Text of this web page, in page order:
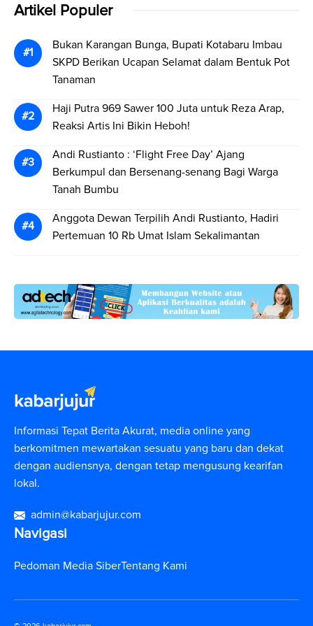
Artikel Populer
Bukan Karangan Bunga, Bupati Kotabaru Imbau
SKPD Berikan Ucapan Selamat dalam Bentuk Pot
Tanaman
Haji Putra 969 Sawer 100 Juta untuk Reza Arap,
Reaksi Artis Ini Bikin Heboh!
Andi Rustianto : ‘Flight Free Day’ Ajang
Berkumpul dan Bersenang-senang Bagi Warga
Tanah Bumbu
Anggota Dewan Terpilih Andi Rustianto, Hadiri
Pertemuan 10 Rb Umat Islam Sekalimantan
Informasi Tepat Berita Akurat, media online yang
berkomitmen mewartakan sesuatu yang baru dan dekat
dengan audiensnya, dengan tetap mengusung kearifan
lokal.
admin@kabarjujur.com
Navigasi
Pedoman Media SiberTentang Kami